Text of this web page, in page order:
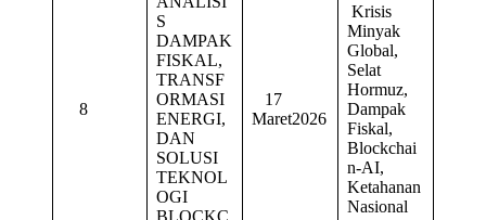
8
S
DAMPAK
FISKAL,
TRANSF
ORMASI
ENERGI,
DAN
SOLUSI
TEKNOL
OGI
17
Maret2026
Krisis
Minyak
Global,
Selat
Hormuz,
Dampak
Fiskal,
Blockchai
n-AI,
Ketahanan
Nasional